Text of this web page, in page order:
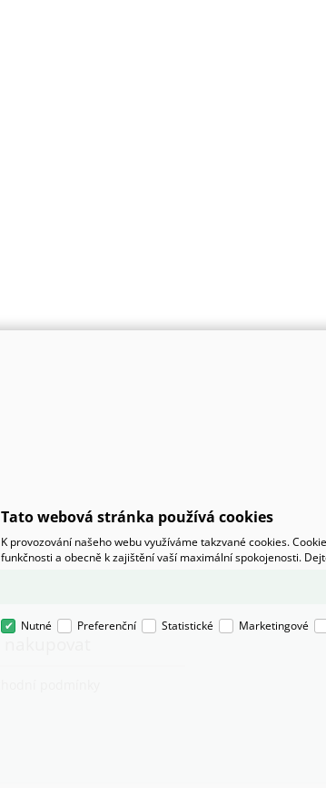
Tato webová stránka používá cookies
K provozování našeho webu využíváme takzvané cookies.
funkčnosti a obecně k zajištění vaší maximální spokojenosti.
Nutné Preferenční Statistické Marketingové